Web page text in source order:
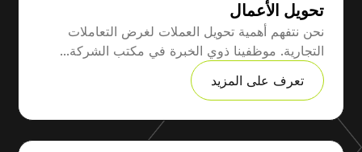
تحويل الأعمال
نحن نتفهم أهمية تحويل العملات لغرض التعاملات
التجارية. موظفينا ذوي الخبرة في مكتب الشركة...
تعرف على المزيد